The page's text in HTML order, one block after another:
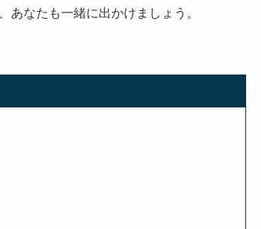
あなたも一緒に出かけましょう。